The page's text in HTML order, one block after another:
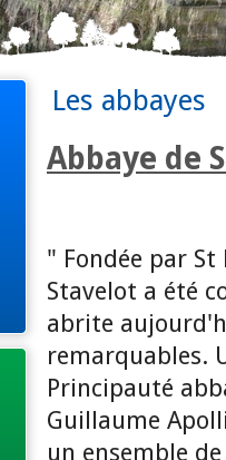
Les abbayes
Abbaye de
" Fondée par St
Stavelot a été
abrite
remarquables.
Principauté
Guillaume
un ensemble